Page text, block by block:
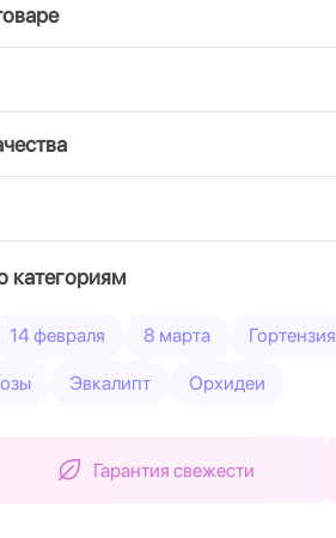
категориям
14 февраля 8 марта Гортензия
Эвкалипт Орхидеи
Гарантия свежести